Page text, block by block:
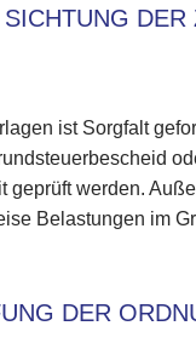
ist Sorgfalt
geprüft werden.
Belastungen im
DER